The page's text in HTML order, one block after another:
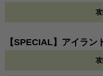
【SPECIAL】アイラン